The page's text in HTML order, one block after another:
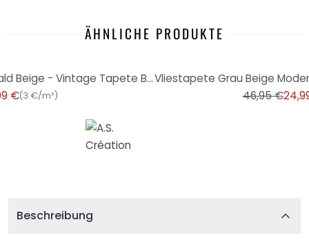
ÄHNLICHE PRODUKTE
Wandtapete Wohnzimmer Wald Beige - Vintage Tapete Bäume - Natur Vliestapete
€(3 €/m²) 46,95 €
Beschreibung